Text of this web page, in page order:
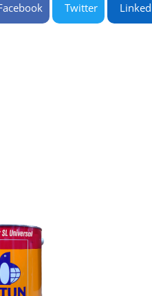
Twitter